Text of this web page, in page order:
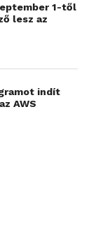
1-től
lesz az
indít
AWS